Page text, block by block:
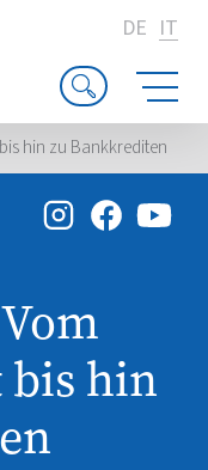
DE IT
hin zu Bankkrediten
hin